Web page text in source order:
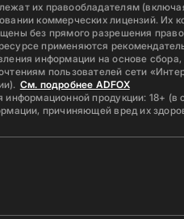
их правообладателям
коммерческих лицензий. Их
без прямого разрешения
применяются
информации на основе
пользователей сети
См. подробнее ADFOX
информационной продукции: 18+
причиняющей вред их